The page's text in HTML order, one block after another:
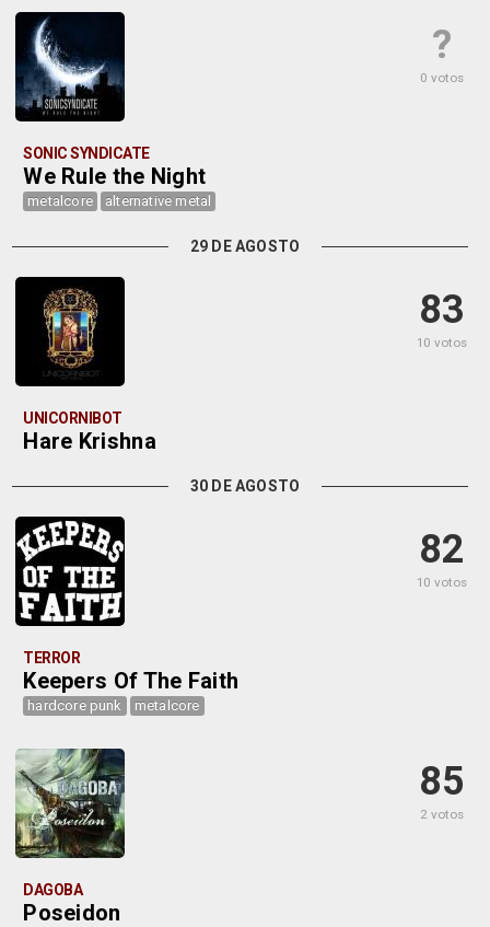
?
0 votos
SONIC SYNDICATE
We Rule the Night
metalcore alternative metal
29 DE AGOSTO
83
10 votos
UNICORNIBOT
Hare Krishna
30 DE AGOSTO
82
10 votos
TERROR
Keepers Of The Faith
hardcore punk metalcore
85
2 votos
DAGOBA
Poseidon